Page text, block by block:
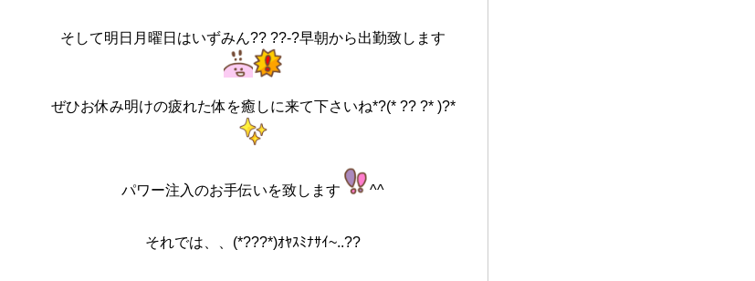
そして明日月曜日はいずみん?? ??-?早朝から出勤致します
ぜひお休み明けの疲れた体を癒しに来て下さいね*?(* ?? ?* )?*
パワー注入のお手伝いを致します ^^
それでは、、(*???*)ｵﾔｽﾐﾅｻｲ~..??